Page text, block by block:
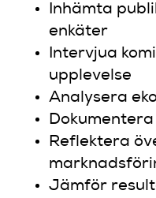
Inhämta
enkäter
Intervjua
upplevelse
Analysera
Reflektera
Jämför